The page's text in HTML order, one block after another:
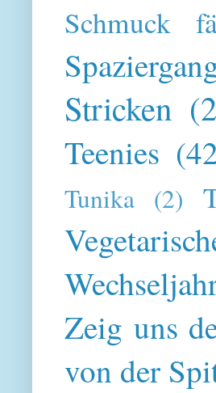
Schmuck
Stricken
Teenies
Tunika (2)
Zeig uns
von der